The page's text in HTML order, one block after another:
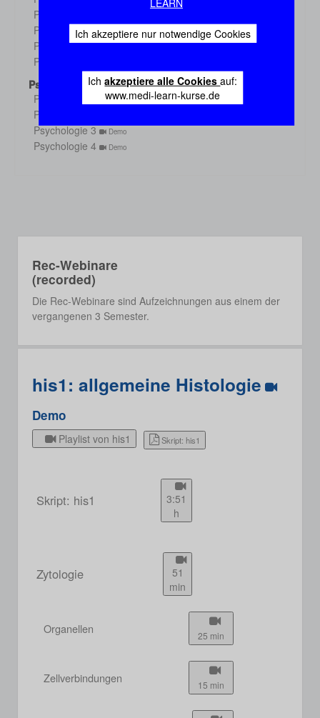
LEARN
Ich akzeptiere nur notwendige Cookies
Ichakzeptiere alle Cookiesauf:
www.medi-learn-kurse.de
Physiologie 3
Physiologie 4 Demo
Physiologie 5
Physiologie 6
Psychologie
Psychologie 1
Demo
Psychologie 2
Psychologie 3 Demo
Psychologie 4 Demo
Rec-Webinare
(recorded)
Die Rec-Webinare sind Aufzeichnungen aus einem der
vergangenen 3 Semester.
his1: allgemeine Histologie
Demo
Playlist von his1 Skript: his1
Skript: his1
3:51
h
Zytologie
51
min
Organellen 25 min
Zellverbindungen 15 min